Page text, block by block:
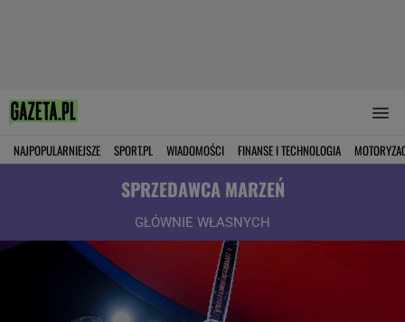
NAJPOPULARNIEJSZE SPORT.PL WIADOMOŚCI FINANSE I TECHNOLOGIA
SPRZEDAWCA MARZEŃ
GŁÓWNIE WŁASNYCH